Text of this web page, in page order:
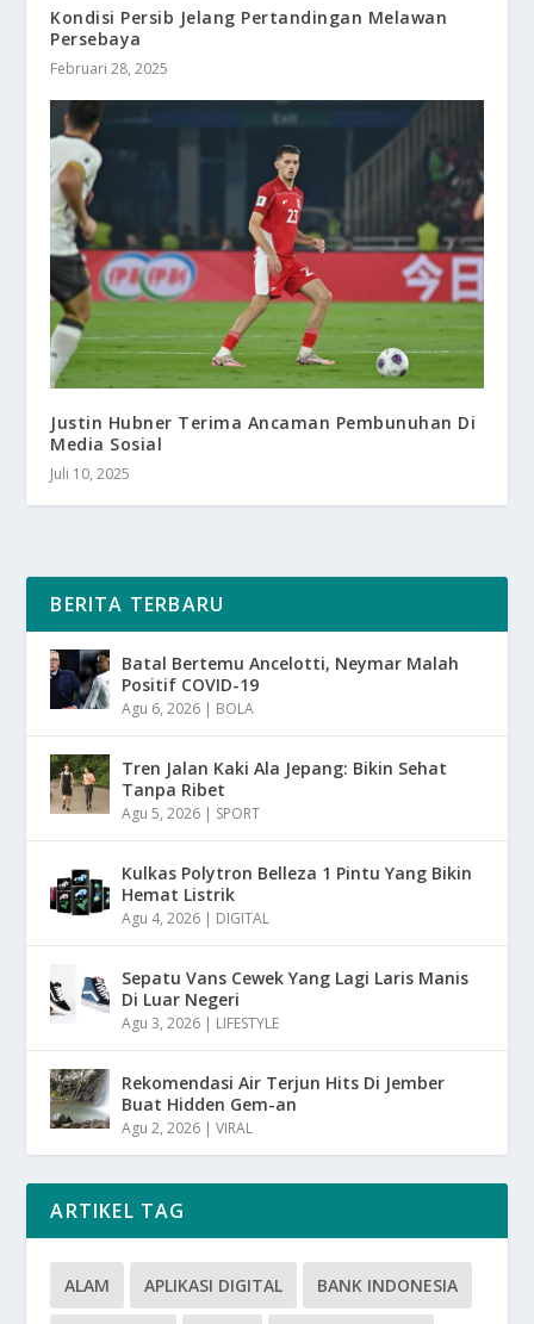
Kondisi Persib Jelang Pertandingan Melawan
Persebaya
Februari 28, 2025
Justin Hubner Terima Ancaman Pembunuhan Di
Media Sosial
Juli 10, 2025
BERITA TERBARU
Batal Bertemu Ancelotti, Neymar Malah
Positif COVID-19
Agu 6, 2026 | BOLA
Tren Jalan Kaki Ala Jepang: Bikin Sehat
Tanpa Ribet
Agu 5, 2026 | SPORT
Kulkas Polytron Belleza 1 Pintu Yang Bikin
Hemat Listrik
Agu 4, 2026 | DIGITAL
Sepatu Vans Cewek Yang Lagi Laris Manis
Di Luar Negeri
Agu 3, 2026 | LIFESTYLE
Rekomendasi Air Terjun Hits Di Jember
Buat Hidden Gem-an
Agu 2, 2026 |VIRAL
ARTIKEL TAG
ALAM APLIKASI DIGITAL BANK INDONESIA